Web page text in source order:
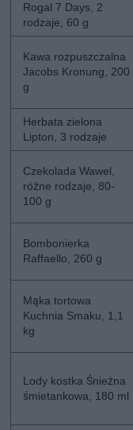
Rogal 7 Days, 2
rodzaje, 60 g
Kawa rozpuszczalna
Jacobs Kronung, 200
g
Herbata zielona
Lipton, 3 rodzaje
Czekolada Wawel,
różne rodzaje, 80-
100 g
Bombonierka
Raffaello, 260 g
Mąka tortowa
Kuchnia Smaku, 1,1
kg
Lody kostka Śnieżna
śmietankowa, 180 ml